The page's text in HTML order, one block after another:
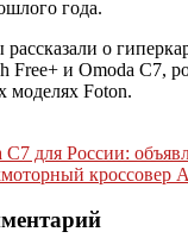
года.
о
Free+ и Omoda C7,
моделях Foton.
C7 для России:
кроссовер